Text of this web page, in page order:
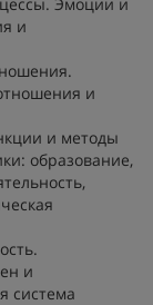
и
и
и методы
образование,
и
система